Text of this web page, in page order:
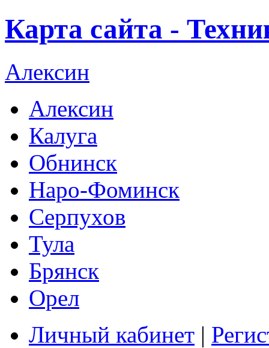
Карта сайта -
Алексин
Алексин
Калуга
Обнинск
Наро-Фоминск
Серпухов
Тула
Брянск
Орел
Личный кабинет |